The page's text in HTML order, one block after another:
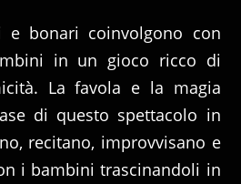
e bonari coinvolgono con
in un gioco ricco di
La favola e la magia
di questo spettacolo in
recitano, improvvisano e
i bambini trascinandoli in